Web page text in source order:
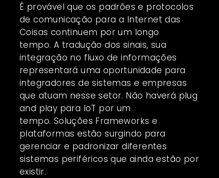
É provável que os padrões e protocolos
de comunicação para a Internet das
Coisas continuem por um longo
tempo. A tradução dos sinais, sua
integração no fluxo de informações
representará uma oportunidade para
integradores de sistemas e empresas
que atuam nesse setor. Não haverá plug
and play para IoT por um
tempo. Soluções Frameworks e
plataformas estão surgindo para
gerenciar e padronizar diferentes
sistemas periféricos que ainda estão por
existir.